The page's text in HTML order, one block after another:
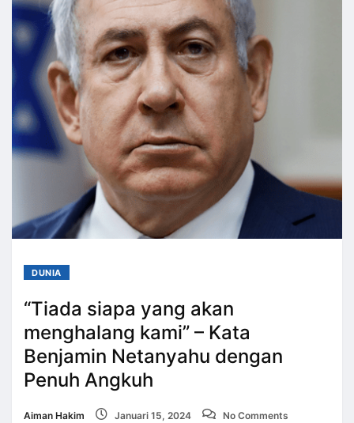
DUNIA
“Tiada siapa yang akan
menghalang kami” – Kata
Benjamin Netanyahu dengan
Penuh Angkuh
Aiman Hakim Januari 15, 2024 No Comments